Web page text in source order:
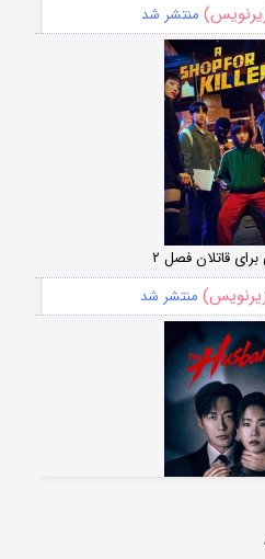
منتشر شد
قاتلان فصل ۲
منتشر شد